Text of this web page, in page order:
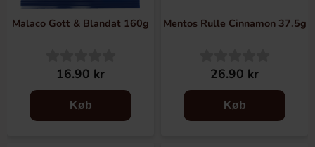
Malaco Gott & Blandat 160g
16.90 kr
Køb
Mentos Rulle Cinnamon 37.5g
26.90 kr
Køb